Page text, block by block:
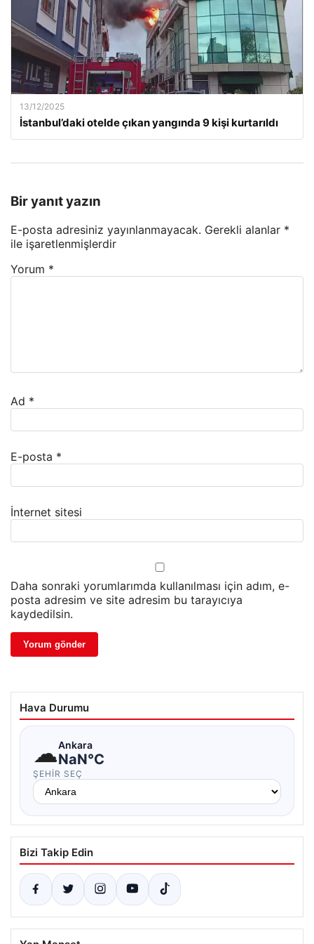
13/12/2025
İstanbul’daki otelde çıkan yangında 9 kişi kurtarıldı
Bir yanıt yazın
E-posta adresiniz yayınlanmayacak. Gerekli alanlar *
ile işaretlenmişlerdir
Yorum *
Ad *
E-posta *
İnternet sitesi
Daha sonraki yorumlarımda kullanılması için adım, e-
posta adresim ve site adresim bu tarayıcıya
kaydedilsin.
Hava Durumu
☁Ankara
NaN°C
ŞEHIR SEÇ
Bizi Takip Edin